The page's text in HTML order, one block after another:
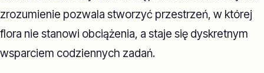
zrozumienie pozwala stworzyć przestrzeń, w której
flora nie stanowi obciążenia, a staje się dyskretnym
wsparciem codziennych zadań.